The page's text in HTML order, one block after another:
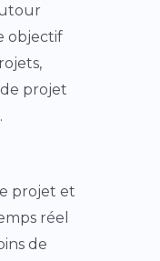
objectif
projet
projet et
réel
de